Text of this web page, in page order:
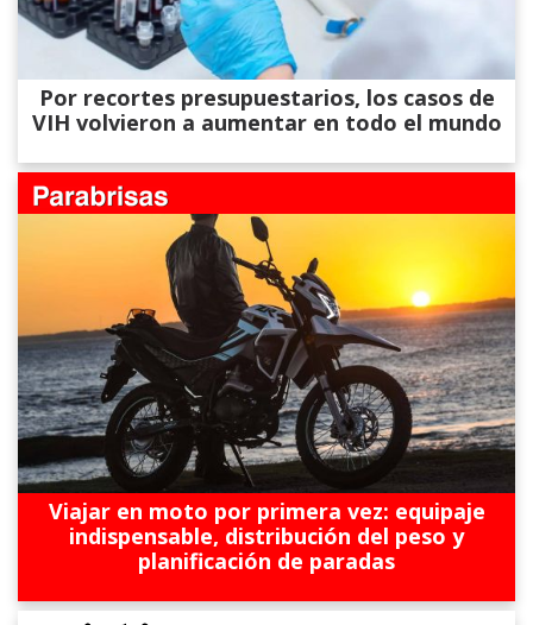
Por recortes presupuestarios, los casos de
VIH volvieron a aumentar en todo el mundo
Viajar en moto por primera vez: equipaje
indispensable, distribución del peso y
planificación de paradas